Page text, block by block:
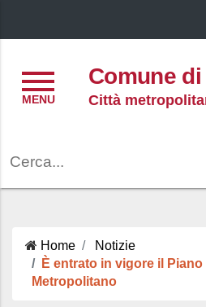
Comune
Città
Home
Notizie
È entrato in vigore il
Metropolitano